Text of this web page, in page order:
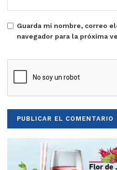
Guarda mi nombre, correo
navegador para la próxima